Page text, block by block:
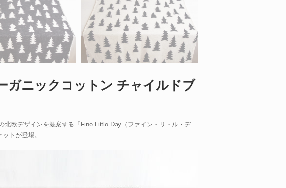
ガニックコットン チャイルドブ
北欧デザインを提案する「Fine Little Day（ファイン・リトル・デ
トが登場。